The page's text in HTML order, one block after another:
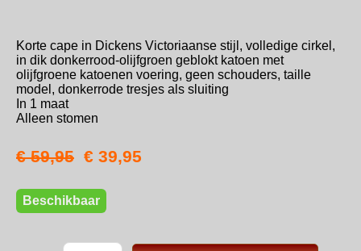
Korte cape in Dickens Victoriaanse stijl, volledige cirkel,
in dik donkerrood-olijfgroen geblokt katoen met
olijfgroene katoenen voering, geen schouders, taille
model, donkerrode tresjes als sluiting
In 1 maat
Alleen stomen
€ 59,95 € 39,95
Beschikbaar